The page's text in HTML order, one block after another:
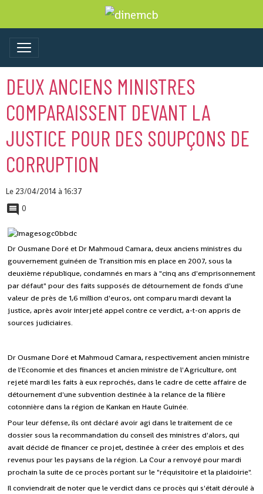
DEUX ANCIENS MINISTRES
COMPARAISSENT DEVANT LA
JUSTICE POUR DES SOUPÇONS DE
CORRUPTION
Le 23/04/2014à 16:37
0
Dr Ousmane Doré et Dr Mahmoud Camara, deux anciens ministres du
gouvernement guinéen de Transition mis en place en 2007, sous la
deuxième république, condamnés en mars à "cinq ans d'emprisonnement
par défaut" pour des faits supposés de détournement de fonds d'une
valeur de près de 1,6 million d'euros, ont comparu mardi devant la
justice, après avoir interjeté appel contre ce verdict, a-t-on appris de
sources judiciaires.
Dr Ousmane Doré et Mahmoud Camara, respectivement ancien ministre
de l'Economie et des finances et ancien ministre de l'Agriculture, ont
rejeté mardi les faits à eux reprochés, dans le cadre de cette affaire de
détournement d'une subvention destinée à la relance de la filière
cotonnière dans la région de Kankan en Haute Guinée.
Pour leur défense, ils ont déclaré avoir agi dans le traitement de ce
dossier sous la recommandation du conseil des ministres d'alors, qui
avait décidé de financer ce projet, destinée à créer des emplois et des
revenus pour les paysans de la région. La Cour a renvoyé pour mardi
prochain la suite de ce procès portant sur le "réquisitoire et la plaidoirie".
Il conviendrait de noter que le verdict dans ce procès qui s'était déroulé à